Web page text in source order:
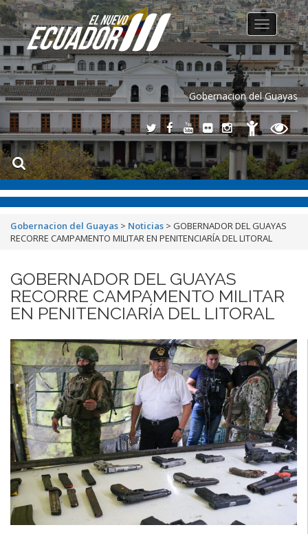
Gobernacion del Guayas
Toggle
navigation
Gobernacion del Guayas > Noticias > GOBERNADOR DEL GUAYAS
RECORRE CAMPAMENTO MILITAR EN PENITENCIARÍA DEL LITORAL
GOBERNADOR DEL GUAYAS
RECORRE CAMPAMENTO MILITAR
EN PENITENCIARÍA DEL LITORAL